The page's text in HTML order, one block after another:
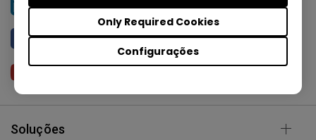
Configurações
Only Required Cookies
BenQ Brasil
Soluções